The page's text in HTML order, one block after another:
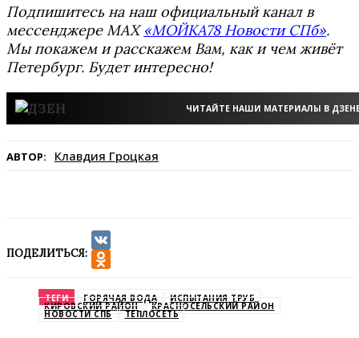
Подпишитесь на наш официальный канал в
мессенджере MAX«МОЙКА78 Новости СПб».
Мы покажем и расскажем Вам, как и чем живёт
Петербург. Будет интересно!
ЧИТАЙТЕ НАШИ МАТЕРИАЛЫ В
АВТОР: Клавдия Гроцкая
ПОДЕЛИТЬСЯ:
VK
ТЕГИ ГОРЯЧАЯ ВОДА ИСПЫТАНИЯ ТРУБ
КИРОВСКИЙ РАЙОН КРАСНОСЕЛЬСКИЙ РАЙОН
НОВОСТИ СПБ ТЕПЛОСЕТЬ